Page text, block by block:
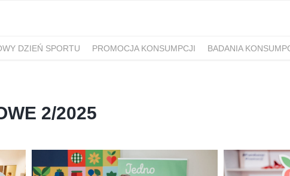
DZIEŃ SPORTU PROMOCJA KONSUMPCJI BADANIA
2/2025